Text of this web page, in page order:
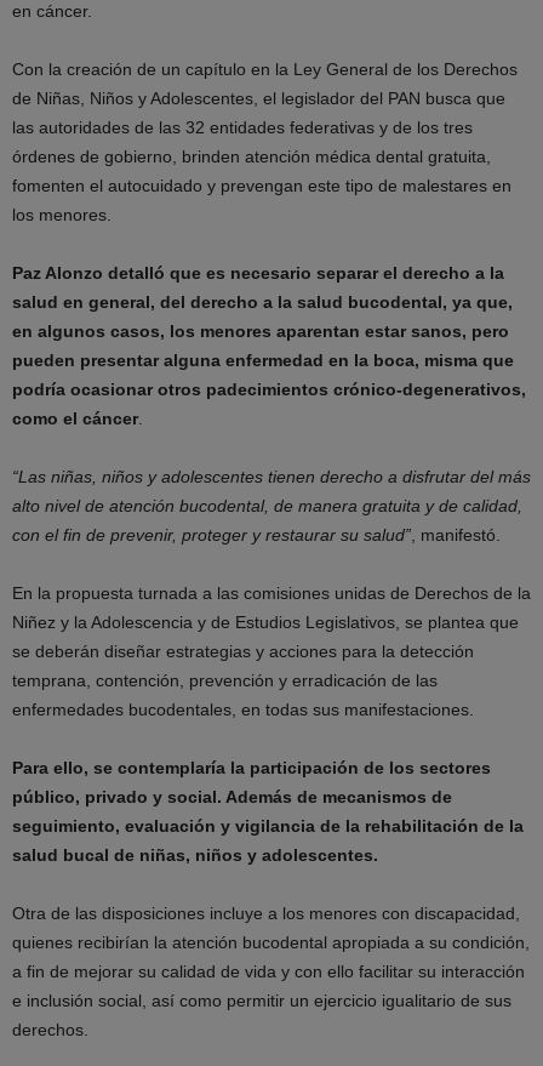
en cáncer.
Con la creación de un capítulo en la Ley General de los Derechos
de Niñas, Niños y Adolescentes, el legislador del PAN busca que
las autoridades de las 32 entidades federativas y de los tres
órdenes de gobierno, brinden atención médica dental gratuita,
fomenten el autocuidado y prevengan este tipo de malestares en
los menores.
Paz Alonzo detalló que es necesario separar el derecho a la
salud en general, del derecho a la salud bucodental, ya que,
en algunos casos, los menores aparentan estar sanos, pero
pueden presentar alguna enfermedad en la boca, misma que
podría ocasionar otros padecimientos crónico-degenerativos,
como el cáncer
“Las niñas, niños y adolescentes tienen derecho a disfrutar del más
alto nivel de atención bucodental, de manera gratuita y de calidad,
con el fin de prevenir, proteger y restaurar su salud” , manifestó.
En la propuesta turnada a las comisiones unidas de Derechos de la
Niñez y la Adolescencia y de Estudios Legislativos, se plantea que
se deberán diseñar estrategias y acciones para la detección
temprana, contención, prevención y erradicación de las
enfermedades bucodentales, en todas sus manifestaciones.
Para ello, se contemplaría la participación de los sectores
público, privado y social. Además de mecanismos de
seguimiento, evaluación y vigilancia de la rehabilitación de la
salud bucal de niñas, niños y adolescentes.
Otra de las disposiciones incluye a los menores con discapacidad,
quienes recibirían la atención bucodental apropiada a su condición,
a fin de mejorar su calidad de vida y con ello facilitar su interacción
e inclusión social, así como permitir un ejercicio igualitario de sus
derechos.